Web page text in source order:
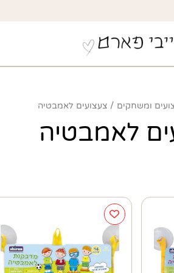
ומשחקים צעצועים לאמבטיה
לאמבטיה